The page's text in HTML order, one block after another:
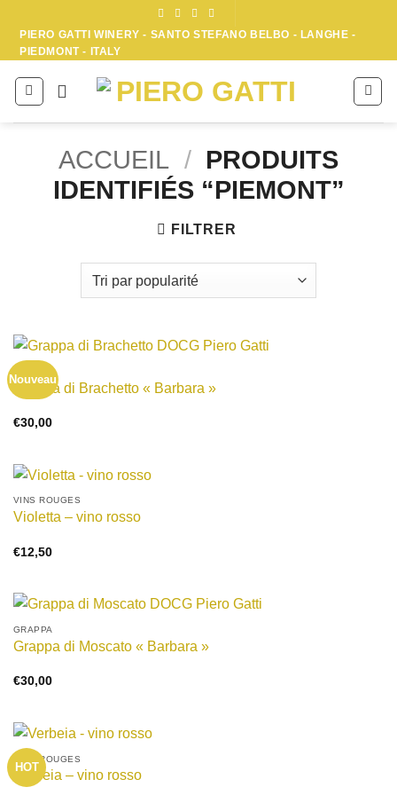
contenu
PIERO GATTI WINERY - SANTO STEFANO BELBO - LANGHE -
PIEDMONT - ITALY
ACCUEIL / PRODUITS
IDENTIFIÉS “PIEMONT”
FILTRER
Nouveau
Grappa di Brachetto « Barbara »
€30,00
VINS ROUGES
Violetta – vino rosso
€12,50
GRAPPA
Grappa di Moscato « Barbara »
€30,00
HOT
VINS ROUGES
Verbeia – vino rosso